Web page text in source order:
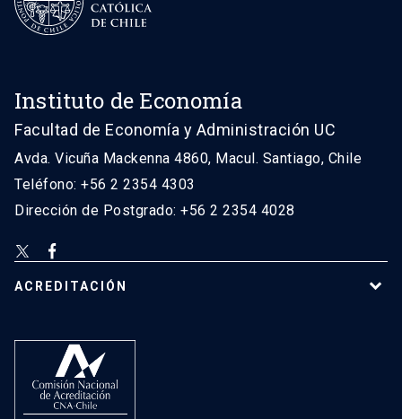
Instituto de Economía
Facultad de Economía y Administración UC
Avda. Vicuña Mackenna 4860, Macul. Santiago, Chile
Teléfono: +56 2 2354 4303
Dirección de Postgrado: +56 2 2354 4028
ACREDITACIÓN